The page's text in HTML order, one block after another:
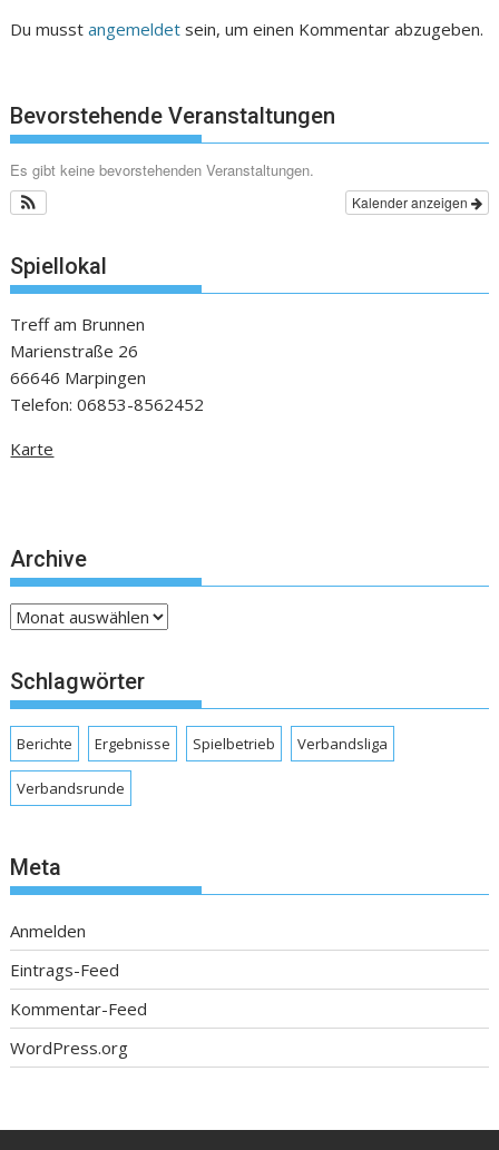
Du musstangemeldet sein, um einen Kommentar abzugeben.
Bevorstehende Veranstaltungen
Es gibt keine bevorstehenden Veranstaltungen.
Kalender anzeigen
Spiellokal
Treff am Brunnen
Marienstraße 26
66646 Marpingen
Telefon: 06853-8562452
Karte
Archive
Archive
Schlagwörter
Berichte Ergebnisse Spielbetrieb Verbandsliga
Verbandsrunde
Meta
Anmelden
Eintrags-Feed
Kommentar-Feed
WordPress.org